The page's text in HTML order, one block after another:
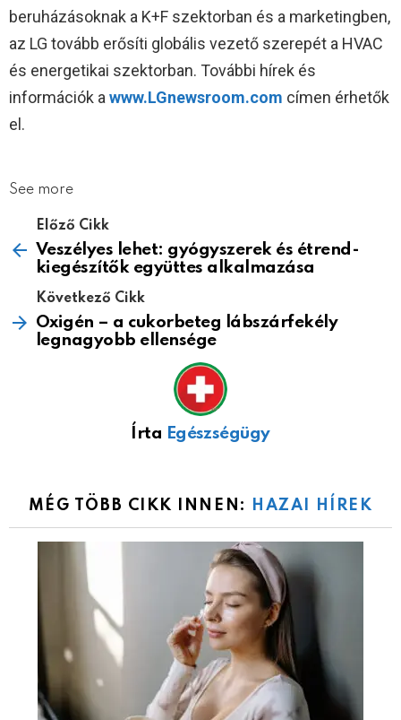
beruházásoknak a K+F szektorban és a marketingben,
az LG tovább erősíti globális vezető szerepét a HVAC
és energetikai szektorban. További hírek és
információk a www.LGnewsroom.com címen érhetők
el.
See more
Előző Cikk
Veszélyes lehet: gyógyszerek és étrend-
kiegészítők együttes alkalmazása
Következő Cikk
Oxigén – a cukorbeteg lábszárfekély
legnagyobb ellensége
Írta Egészségügy
MÉG TÖBB CIKK INNEN: HAZAI HÍREK